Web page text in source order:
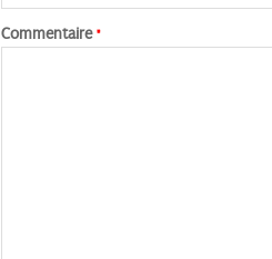
Commentaire *